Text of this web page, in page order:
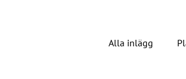
Alla inlägg